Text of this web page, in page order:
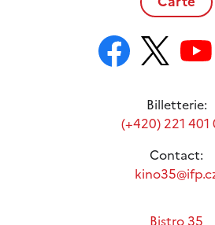
Billetterie:
(+420) 221 401
Contact:
Bistro 35